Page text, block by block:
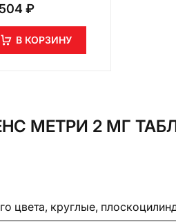
₽
В КОРЗИНУ
МЕТРИ 2 МГ
цвета, круглые,